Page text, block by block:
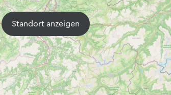
Standort anzeigen